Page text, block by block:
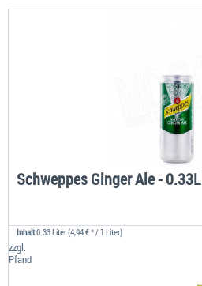
Schweppes Ginger Ale - 0.33L
Inhalt0.33 Liter(4,94 € * / 1 Liter)
zzgl.
Pfand